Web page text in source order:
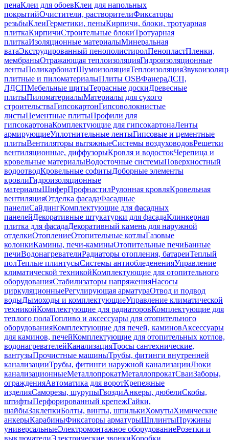
пенаКлеи для обоевКлеи для напольных
покрытийОчистители, растворителиФиксаторы
резьбыКлеиГерметики, пеныКирпичи, блоки, тротуарная
плиткаКирпичиСтроительные блокиТротуарная
плиткаИзоляционные материалыМинеральная
ватаЭкструдированный пенополистиролПенопластПленки,
мембраныОтражающая теплоизоляцияГидроизоляционные
лентыПоликарбонатШумоизоляцияТеплоизоляция
плитные и пиломатериалыПлиты OSBФанераДСП,
ЛДСПМебельные щитыТеррасные доскиДревесные
плитыПиломатериалыМатериалы для сухого
строительстваГипсокартонГипсоволокнистые
листыЦементные плитыПрофили для
гипсокартонаКомплектующие для гипсокартонаЛенты
армирующиеУплотнительные лентыГипсовые и цементные
плитыВентиляторы вытяжныеСистемы воздуховодовРешетки
вентиляционные, диффузорыКровля и водостокЧерепица и
кровельные материалыВодосточные системыПоверхностный
водоотводКровельные софитыДоборные элементы
кровлиГидроизоляционные
материалыШиферПрофнастилРулонная кровляКровельная
вентиляцияОтделка фасадаФасадные
панелиСайдингКомплектующие для фасадных
панелейДекоративные штукатурки для фасадаКлинкерная
плитка для фасадаДекоративный камень для наружной
отделкиОтоплениеОтопительные котлыГазовые
колонкиКамины, печи-каминыОтопительные печиБанные
печиВодонагревателиРадиаторы отопления, батареиТеплый
полТеплые плинтусыСистемы антиобледененияУправление
климатической техникойКомплектующие для отопительного
оборудованияСтабилизаторы напряженияНасосы
циркуляционныеРегулирующая арматураОтвод и подвод
водыДымоходы и комплектующиеУправление климатической
техникойКомплектующие для радиаторовКомплектующие для
теплого полаТопливо и аксессуары для отопительного
оборудованияКомплектующие для печей, каминовАксессуары
для каминов, печейКомплектующие для отопительных котлов,
водонагревателейКанализацияТросы сантехнические,
вантузыПрочистные машиныТрубы, фитинги внутренней
канализацииТрубы, фитинги наружной канализацииЛюки
канализационныеМеталлопрокатМеталлопрокатСваиЗаборы,
огражденияАвтоматика для воротКрепежные
изделияСаморезы, шурупыГвоздиАнкеры, дюбелиСкобы,
штифтыПерфорированный крепежГайки,
шайбыЗаклепкиБолты, винты, шпилькиХомутыХимические
анкерыКарабиныФиксаторы арматурыШплинтыПружины
универсальныеЭлектромонтажное оборудованиеРозетки и
выключателиЭлектрические звонкиКоробки